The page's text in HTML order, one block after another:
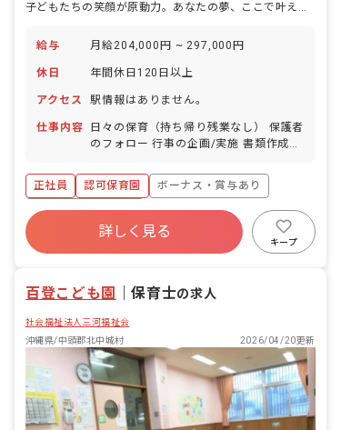
子どもたちの笑顔が原動力。あなたの夢、ここで叶えよう！
給与 月給204,000円 ~ 297,000円
休日 年間休日120日以上
アクセス 駅情報はありません。
仕事内容
日々の保育（持ち帰り残業なし） 保護者
のフォロー 行事の企画/実施 書類作成
働き方改革関連認定企業 ■保育方針：モ
ンテッソーリ教育 ■園児年齢層：0～5歳
児 ■園庭有無：あり
正社員 認可保育園
ボーナス・賞与あり
年間休日120日以上
寮・住宅・家賃補助あり
社会保険完備
残業少なめ
詳しく見る
キープ
百登こども園 ｜保育士の求人
社会福祉法人三河福祉会
沖縄県/中頭郡北中城村
2026/04/20更新